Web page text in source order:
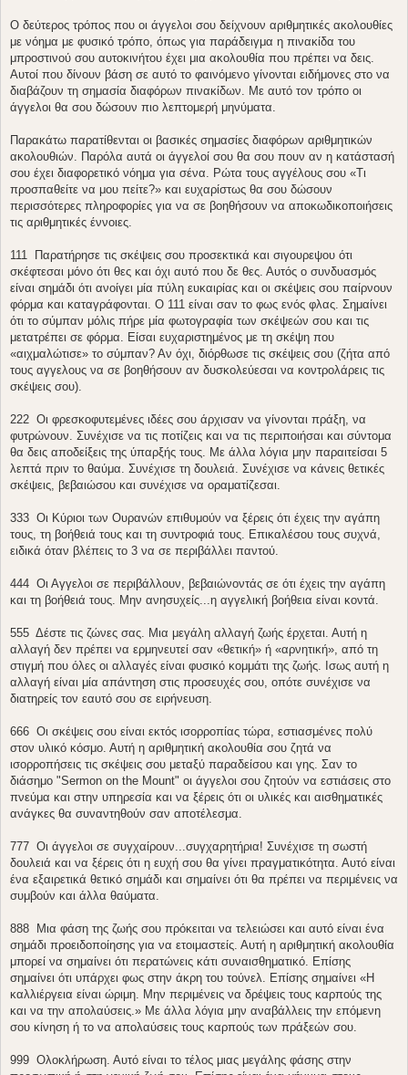
Ο δεύτερος τρόπος που οι άγγελοι σου δείχνουν αριθμητικές ακολουθίες
με νόημα με φυσικό τρόπο, όπως για παράδειγμα η πινακίδα του
μπροστινού σου αυτοκινήτου έχει μια ακολουθία που πρέπει να δεις.
Αυτοί που δίνουν βάση σε αυτό το φαινόμενο γίνονται ειδήμονες στο να
διαβάζουν τη σημασία διαφόρων πινακίδων. Με αυτό τον τρόπο οι
άγγελοι θα σου δώσουν πιο λεπτομερή μηνύματα.
Παρακάτω παρατίθενται οι βασικές σημασίες διαφόρων αριθμητικών
ακολουθιών. Παρόλα αυτά οι άγγελοί σου θα σου πουν αν η κατάστασή
σου έχει διαφορετικό νόημα για σένα. Ρώτα τους αγγέλους σου «Τι
προσπαθείτε να μου πείτε?» και ευχαρίστως θα σου δώσουν
περισσότερες πληροφορίες για να σε βοηθήσουν να αποκωδικοποιήσεις
τις αριθμητικές έννοιες.
111  Παρατήρησε τις σκέψεις σου προσεκτικά και σιγουρεψου ότι
σκέφτεσαι μόνο ότι θες και όχι αυτό που δε θες. Αυτός ο συνδυασμός
είναι σημάδι ότι ανοίγει μία πύλη ευκαιρίας και οι σκέψεις σου παίρνουν
φόρμα και καταγράφονται. Ο 111 είναι σαν το φως ενός φλας. Σημαίνει
ότι το σύμπαν μόλις πήρε μία φωτογραφία των σκέψεών σου και τις
μετατρέπει σε φόρμα. Είσαι ευχαριστημένος με τη σκέψη που
«αιχμαλώτισε» το σύμπαν? Αν όχι, διόρθωσε τις σκέψεις σου (ζήτα από
τους αγγελους να σε βοηθήσουν αν δυσκολεύεσαι να κοντρολάρεις τις
σκέψεις σου).
222  Οι φρεσκοφυτεμένες ιδέες σου άρχισαν να γίνονται πράξη, να
φυτρώνουν. Συνέχισε να τις ποτίζεις και να τις περιποιήσαι και σύντομα
θα δεις αποδείξεις της ύπαρξής τους. Με άλλα λόγια μην παραιτείσαι 5
λεπτά πριν το θαύμα. Συνέχισε τη δουλειά. Συνέχισε να κάνεις θετικές
σκέψεις, βεβαιώσου και συνέχισε να οραματίζεσαι.
333  Οι Κύριοι των Ουρανών επιθυμούν να ξέρεις ότι έχεις την αγάπη
τους, τη βοήθειά τους και τη συντροφιά τους. Επικαλέσου τους συχνά,
ειδικά όταν βλέπεις το 3 να σε περιβάλλει παντού.
444  Οι Αγγελοι σε περιβάλλουν, βεβαιώνοντάς σε ότι έχεις την αγάπη
και τη βοήθειά τους. Μην ανησυχείς...η αγγελική βοήθεια είναι κοντά.
555  Δέστε τις ζώνες σας. Μια μεγάλη αλλαγή ζωής έρχεται. Αυτή η
αλλαγή δεν πρέπει να ερμηνευτεί σαν «θετική» ή «αρνητική», από τη
στιγμή που όλες οι αλλαγές είναι φυσικό κομμάτι της ζωής. Ισως αυτή η
αλλαγή είναι μία απάντηση στις προσευχές σου, οπότε συνέχισε να
διατηρείς τον εαυτό σου σε ειρήνευση.
666  Οι σκέψεις σου είναι εκτός ισορροπίας τώρα, εστιασμένες πολύ
στον υλικό κόσμο. Αυτή η αριθμητική ακολουθία σου ζητά να
ισορροπήσεις τις σκέψεις σου μεταξύ παραδείσου και γης. Σαν το
διάσημο "Sermon on the Mount" οι άγγελοι σου ζητούν να εστιάσεις στο
πνεύμα και στην υπηρεσία και να ξέρεις ότι οι υλικές και αισθηματικές
ανάγκες θα συναντηθούν σαν αποτέλεσμα.
777  Οι άγγελοι σε συγχαίρουν...συγχαρητήρια! Συνέχισε τη σωστή
δουλειά και να ξέρεις ότι η ευχή σου θα γίνει πραγματικότητα. Αυτό είναι
ένα εξαιρετικά θετικό σημάδι και σημαίνει ότι θα πρέπει να περιμένεις να
συμβούν και άλλα θαύματα.
888  Μια φάση της ζωής σου πρόκειται να τελειώσει και αυτό είναι ένα
σημάδι προειδοποίησης για να ετοιμαστείς. Αυτή η αριθμητική ακολουθία
μπορεί να σημαίνει ότι περατώνεις κάτι συναισθηματικό. Επίσης
σημαίνει ότι υπάρχει φως στην άκρη του τούνελ. Επίσης σημαίνει «Η
καλλιέργεια είναι ώριμη. Μην περιμένεις να δρέψεις τους καρπούς της
και να την απολαύσεις.» Με άλλα λόγια μην αναβάλλεις την επόμενη
σου κίνηση ή το να απολαύσεις τους καρπούς των πράξεών σου.
999  Ολοκλήρωση. Αυτό είναι το τέλος μιας μεγάλης φάσης στην